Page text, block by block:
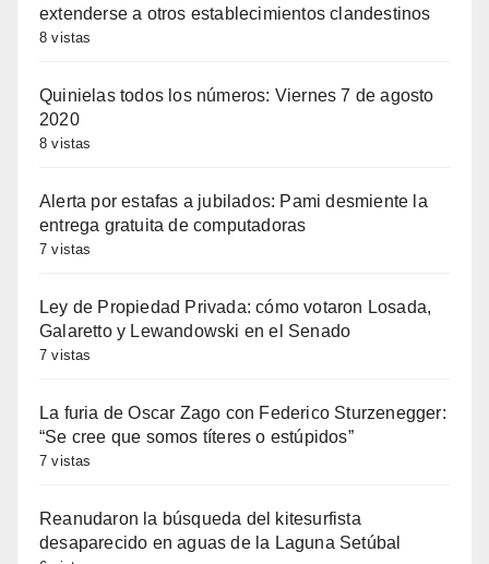
extenderse a otros establecimientos clandestinos
8 vistas
Quinielas todos los números: Viernes 7 de agosto
2020
8 vistas
Alerta por estafas a jubilados: Pami desmiente la
entrega gratuita de computadoras
7 vistas
Ley de Propiedad Privada: cómo votaron Losada,
Galaretto y Lewandowski en el Senado
7 vistas
La furia de Oscar Zago con Federico Sturzenegger:
“Se cree que somos títeres o estúpidos”
7 vistas
Reanudaron la búsqueda del kitesurfista
desaparecido en aguas de la Laguna Setúbal